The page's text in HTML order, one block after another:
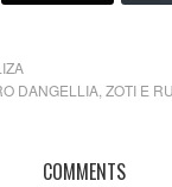
DANGELLIA, ZOTI E
COMMENTS